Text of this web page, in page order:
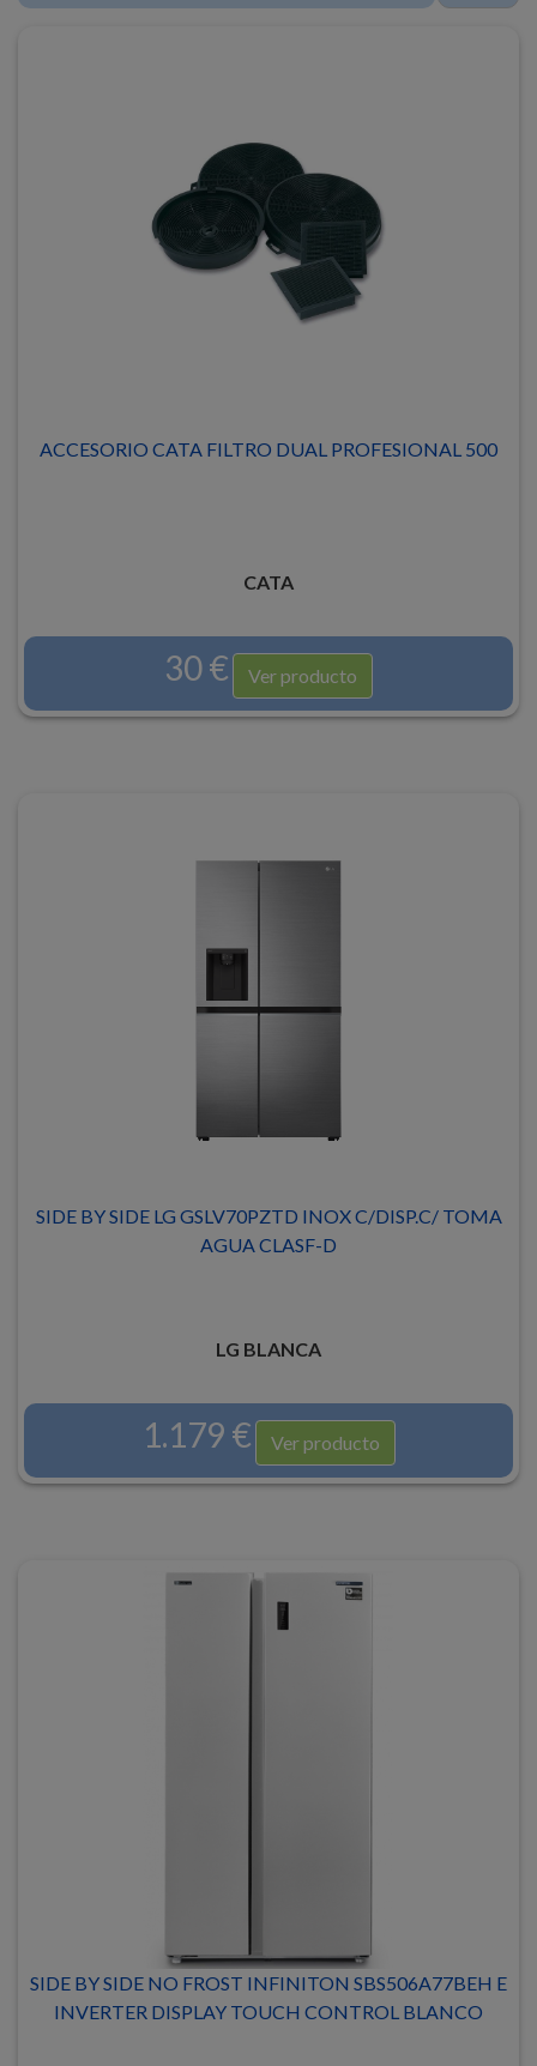
ACCESORIO CATA FILTRO DUAL PROFESIONAL 500
CATA
30 € Ver producto
SIDE BY SIDE LG GSLV70PZTD INOX C/DISP.C/ TOMA
AGUA CLASF-D
LG BLANCA
1.179 € Ver producto
SIDE BY SIDE NO FROST INFINITON SBS506A77BEH E
INVERTER DISPLAY TOUCH CONTROL BLANCO